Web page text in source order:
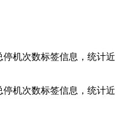
机次数标签信息，统计近
机次数标签信息，统计近